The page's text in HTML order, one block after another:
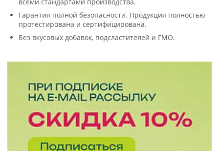
всеми стандартами производства.
Гарантия полной безопасности. Продукция полностью
протестирована и сертифицирована.
Без вкусовых добавок, подсластителей и ГМО.